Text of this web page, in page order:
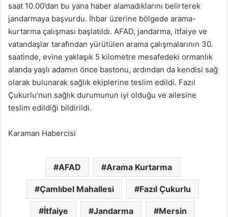
saat 10.00’dan bu yana haber alamadıklarını belirterek
jandarmaya başvurdu. İhbar üzerine bölgede arama-
kurtarma çalışması başlatıldı. AFAD, jandarma, itfaiye ve
vatandaşlar tarafından yürütülen arama çalışmalarının 30.
saatinde, evine yaklaşık 5 kilometre mesafedeki ormanlık
alanda yaşlı adamın önce bastonu, ardından da kendisi sağ
olarak bulunarak sağlık ekiplerine teslim edildi. Fazıl
Çukurlu’nun sağlık durumunun iyi olduğu ve ailesine
teslim edildiği bildirildi.
Karaman Habercisi
AFAD Arama Kurtarma
Çamlıbel Mahallesi Fazıl Çukurlu
İtfaiye Jandarma Mersin